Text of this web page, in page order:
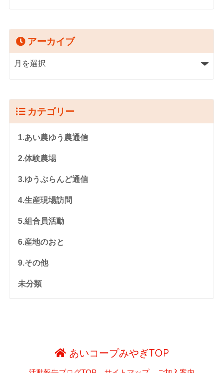
アーカイブ
カテゴリー
1.あい農ゆう農通信
2.体験農場
3.ゆうぶらんど通信
4.生産現場訪問
5.組合員活動
6.産地のおと
9.その他
未分類
あいコープみやぎTOP